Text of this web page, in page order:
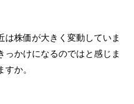
は株価が大きく変動していま
っかけになるのではと感じま
か。